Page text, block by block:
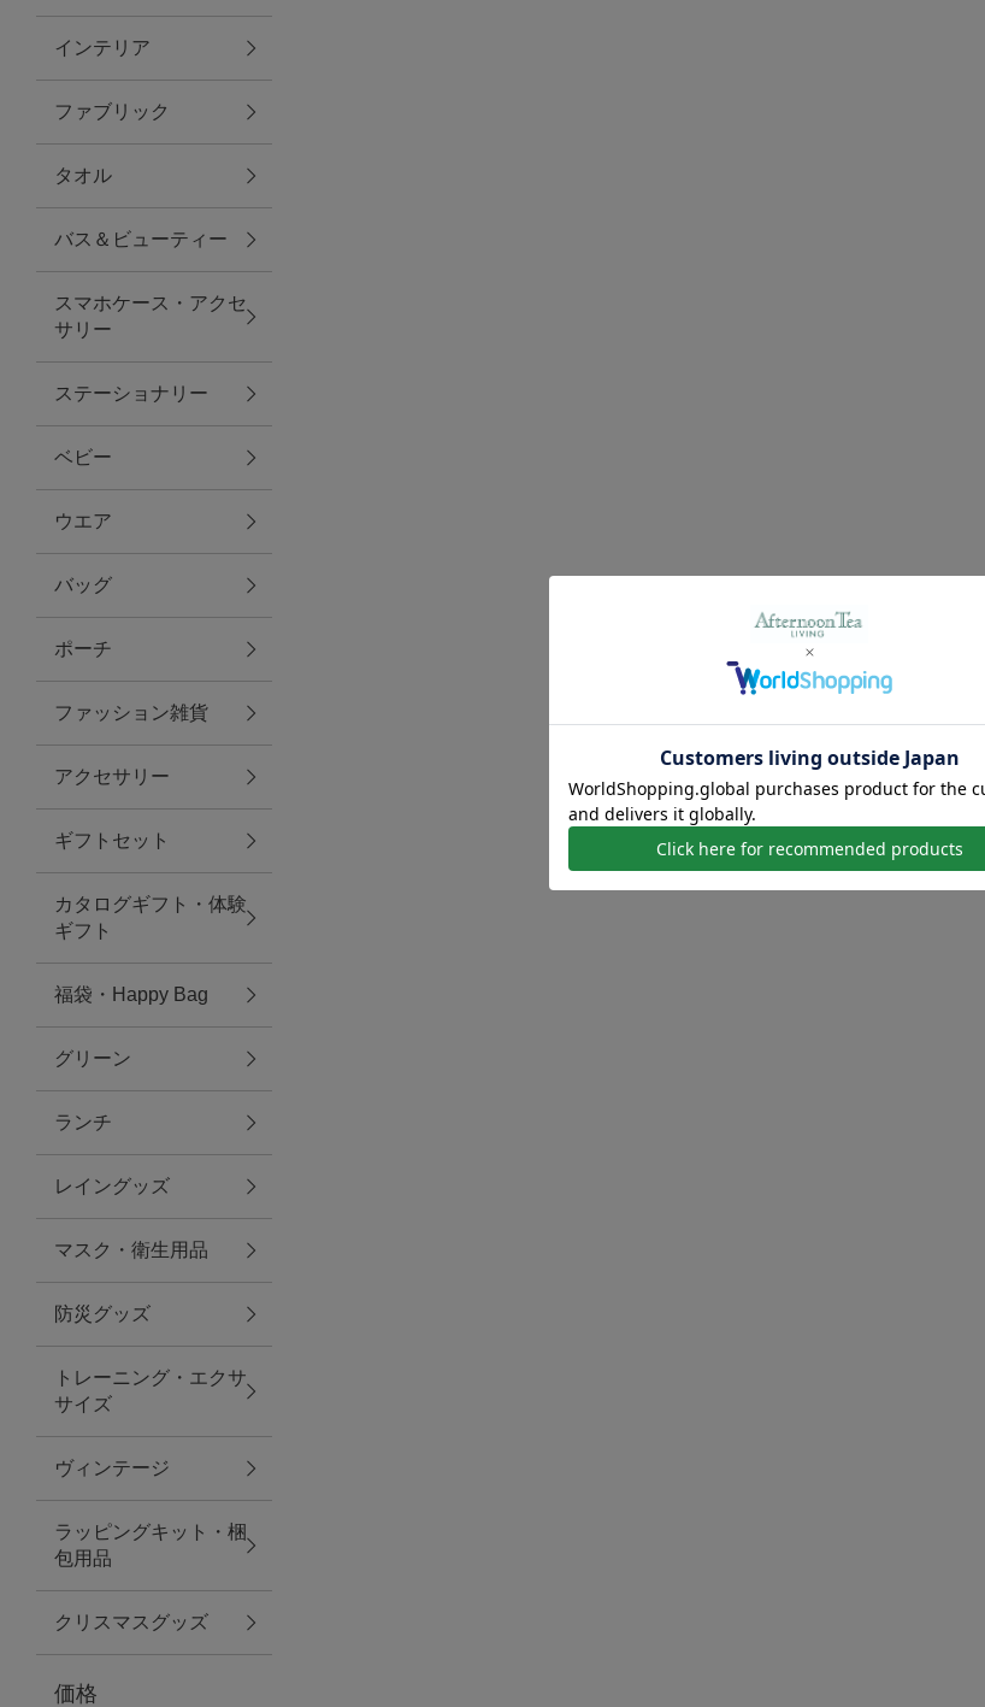
ランチ
バッグ
キッチン・ダイニング
ダイニング
キッチン
ファブリック
グリーン
バス＆ビューティー
バス＆ビューティー
タオル
ウエア＆バッグ
ウエア
レイングッズ
アクセサリー
ファッション雑貨
ファッショングッズ
スマホケース・アクセサリー
ポーチ
ステーショナリー
その他
紅茶・フード
インテリア
ファブリック
タオル
バス＆ビューティー
スマホケース・アクセ
サリー
ステーショナリー
ベビー
ウエア
バッグ
ポーチ
ファッション雑貨
アクセサリー
ギフトセット
カタログギフト・体験
ギフト
福袋・Happy Bag
グリーン
ランチ
レイングッズ
マスク・衛生用品
防災グッズ
トレーニング・エクサ
サイズ
ヴィンテージ
ラッピングキット・梱
包用品
クリスマスグッズ
価格